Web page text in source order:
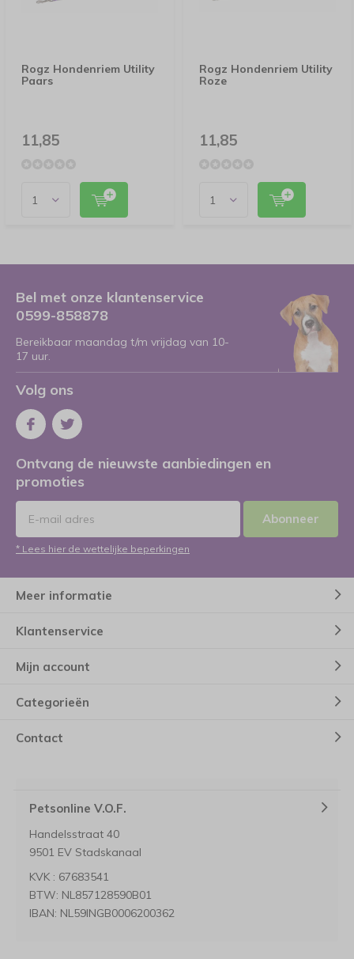
Rogz Hondenriem Utility
Paars
11,85
Rogz Hondenriem Utility
Roze
11,85
Bel met onze klantenservice
0599-858878
Bereikbaar maandag t/m vrijdag van 10-
17 uur.
Volg ons
Ontvang de nieuwste aanbiedingen en
promoties
Abonneer
* Lees hier de wettelijke beperkingen
Meer informatie
Klantenservice
Mijn account
Categorieën
Contact
Petsonline V.O.F.
Handelsstraat 40
9501 EV Stadskanaal
KVK : 67683541
BTW: NL857128590B01
IBAN: NL59INGB0006200362